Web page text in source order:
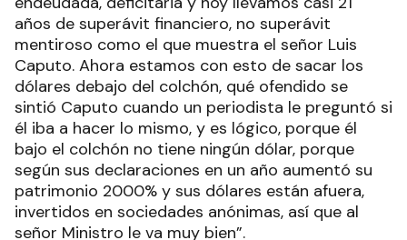
años de superávit financiero, no superávit
mentiroso como el que muestra el señor Luis
Caputo. Ahora estamos con esto de sacar los
dólares debajo del colchón, qué ofendido se
sintió Caputo cuando un periodista le preguntó si
él iba a hacer lo mismo, y es lógico, porque él
bajo el colchón no tiene ningún dólar, porque
según sus declaraciones en un año aumentó su
patrimonio 2000% y sus dólares están afuera,
invertidos en sociedades anónimas, así que al
señor Ministro le va muy bien”.